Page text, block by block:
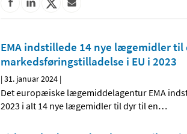
EMA indstillede 14 nye lægemidler
markedsføringstilladelse i EU i 2023
|31. januar 2024 |
Det europæiske lægemiddelagentur EMA
2023 i alt 14 nye lægemidler til dyr til en…